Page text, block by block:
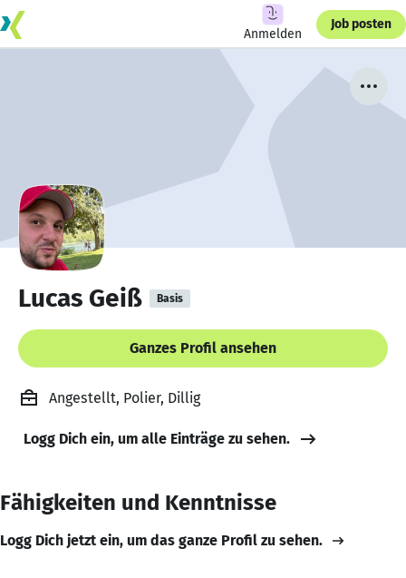
Anmelden
Job posten
Lucas Geiß Basis
Ganzes Profil ansehen
Angestellt, Polier, Dillig
Logg Dich ein, um alle Einträge zu sehen.
Fähigkeiten und Kenntnisse
Logg Dich jetzt ein, um das ganze Profil zu sehen.